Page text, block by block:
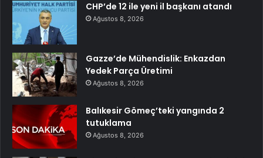
CHP’de 12 ile yeni il başkanı atandı
Ağustos 8, 2026
Gazze’de Mühendislik: Enkazdan
Yedek Parça Üretimi
Ağustos 8, 2026
Balıkesir Gömeç’teki yangında 2
tutuklama
Ağustos 8, 2026